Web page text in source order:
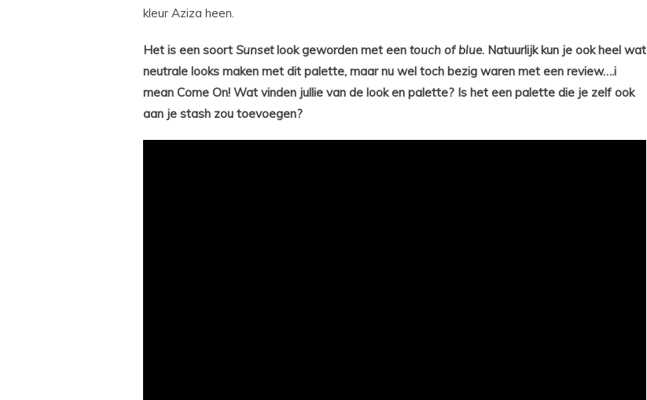
kleur Aziza heen.
Het is een soort Sunsetlook geworden met een touch of blue. Natuurlijk kun je ook heel wat
neutrale looks maken met dit palette, maar nu wel toch bezig waren met een review….i
mean Come On! Wat vinden jullie van de look en palette? Is het een palette die je zelf ook
aan je stash zou toevoegen?